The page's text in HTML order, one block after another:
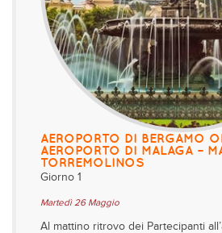
AEROPORTO DI BERGAMO
AEROPORTO DI MALAGA –
TORREMOLINOS
Giorno 1
Martedì 26 Maggio
Al mattino ritrovo dei Partecipanti